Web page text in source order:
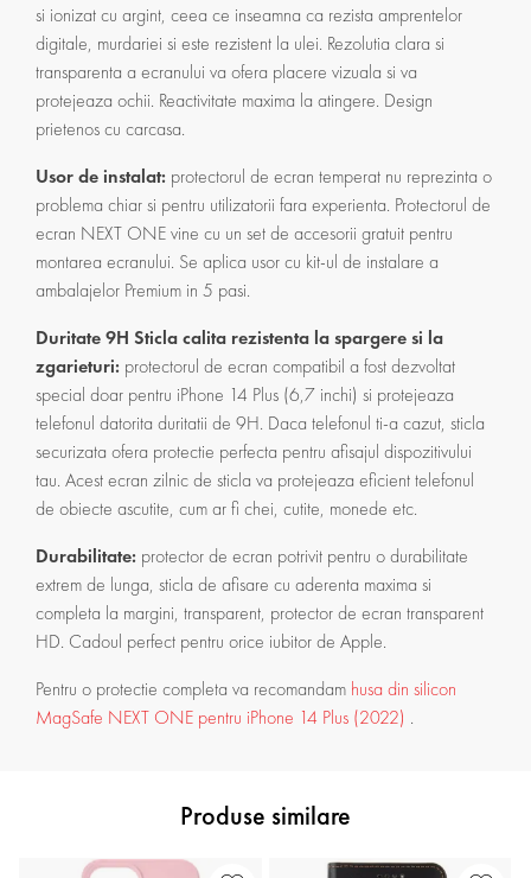
si ionizat cu argint, ceea ce inseamna ca rezista amprentelor
digitale, murdariei si este rezistent la ulei. Rezolutia clara si
transparenta a ecranului va ofera placere vizuala si va
protejeaza ochii. Reactivitate maxima la atingere. Design
prietenos cu carcasa.
Usor de instalat: protectorul de ecran temperat nu reprezinta o
problema chiar si pentru utilizatorii fara experienta. Protectorul de
ecran NEXT ONE vine cu un set de accesorii gratuit pentru
montarea ecranului. Se aplica usor cu kit-ul de instalare a
ambalajelor Premium in 5 pasi.
Duritate 9H Sticla calita rezistenta la spargere si la
zgarieturi: protectorul de ecran compatibil a fost dezvoltat
special doar pentru iPhone 14 Plus (6,7 inchi) si protejeaza
telefonul datorita duritatii de 9H. Daca telefonul ti-a cazut, sticla
securizata ofera protectie perfecta pentru afisajul dispozitivului
tau. Acest ecran zilnic de sticla va protejeaza eficient telefonul
de obiecte ascutite, cum ar fi chei, cutite, monede etc.
Durabilitate: protector de ecran potrivit pentru o durabilitate
extrem de lunga, sticla de afisare cu aderenta maxima si
completa la margini, transparent, protector de ecran transparent
HD. Cadoul perfect pentru orice iubitor de Apple.
Pentru o protectie completa va recomandam husa din silicon
MagSafe NEXT ONE pentru iPhone 14 Plus (2022) .
Produse similare